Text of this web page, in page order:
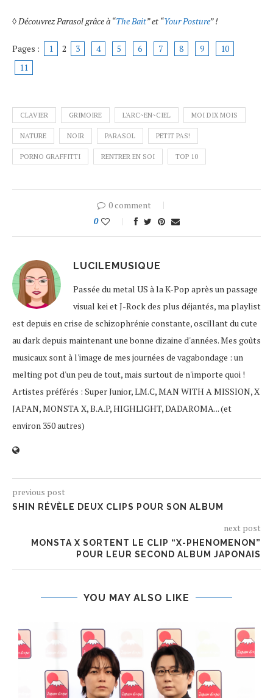
◊ Découvrez Parasol grâce à “The Bait” et “Your Posture” !
Pages : 1 2 3 4 5 6 7 8 9
10
11
CLAVIER GRIMOIRE L'ARC~EN~CIEL MOI DIX MOIS
NATURE NOIR PARASOL PETIT PAS!
PORNO GRAFFITTI RENTRER EN SOI TOP 10
0 comment
0
LUCILEMUSIQUE
Passée du metal US à la K-Pop après un passage
visual kei et J-Rock des plus déjantés, ma playlist
est depuis en crise de schizophrénie constante, oscillant du cute
au dark depuis maintenant une bonne dizaine d'années. Mes goûts
musicaux sont à l'image de mes journées de vagabondage : un
melting pot d'un peu de tout, mais surtout de n'importe quoi !
Artistes préférés : Super Junior, LM.C, MAN WITH A MISSION, X
JAPAN, MONSTA X, B.A.P, HIGHLIGHT, DADAROMA... (et
environ 350 autres)
previous post
SHIN RÉVÈLE DEUX CLIPS POUR SON ALBUM
next post
MONSTA X SORTENT LE CLIP “X-PHENOMENON”
POUR LEUR SECOND ALBUM JAPONAIS
YOU MAY ALSO LIKE